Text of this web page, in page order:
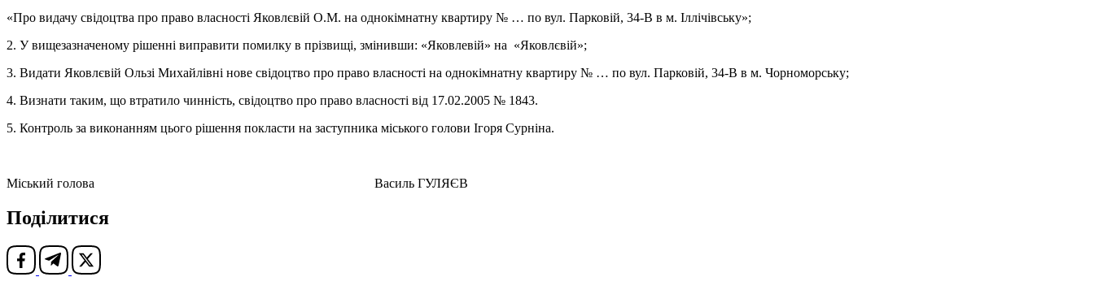
«Про видачу свідоцтва про право власності Яковлєвій О.М. на однокімнатну квартиру № … по вул. Парковій, 34-В в м. Іллічівську»;
2. У вищезазначеному рішенні виправити помилку в прізвищі, змінивши: «Яковлевій» на «Яковлєвій»;
3. Видати Яковлєвій Ользі Михайлівні нове свідоцтво про право власності на однокімнатну квартиру № … по вул. Парковій, 34-В в м. Чорноморську;
4. Визнати таким, що втратило чинність, свідоцтво про право власності від 17.02.2005 № 1843.
5. Контроль за виконанням цього рішення покласти на заступника міського голови Ігоря Сурніна.
Міський голова Василь ГУЛЯЄВ
Поділитися